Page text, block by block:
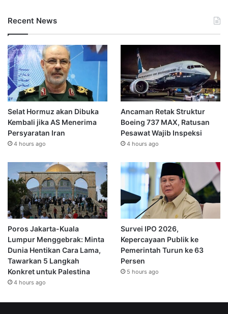
Recent News
Selat Hormuz akan Dibuka
Kembali jika AS Menerima
Persyaratan Iran
4 hours ago
Ancaman Retak Struktur
Boeing 737 MAX, Ratusan
Pesawat Wajib Inspeksi
4 hours ago
Poros Jakarta-Kuala
Lumpur Menggebrak: Minta
Dunia Hentikan Cara Lama,
Tawarkan 5 Langkah
Konkret untuk Palestina
4 hours ago
Survei IPO 2026,
Kepercayaan Publik ke
Pemerintah Turun ke 63
Persen
5 hours ago